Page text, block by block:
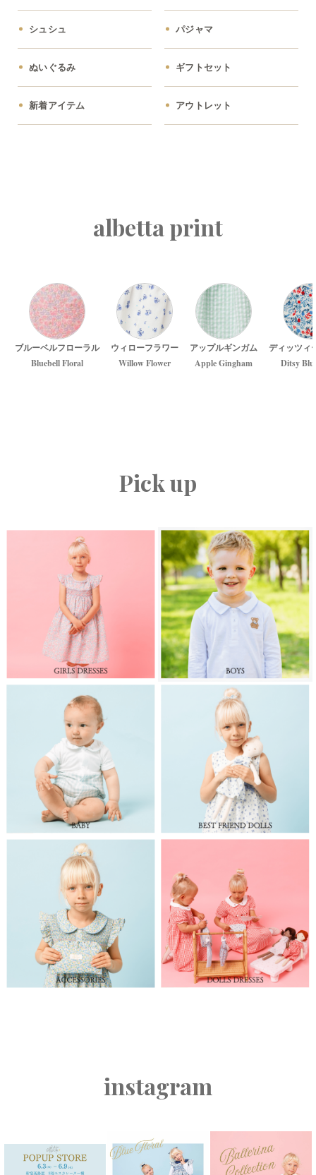
シュシュ パジャマ
ぬいぐるみ ギフトセット
新着アイテム アウトレット
albetta print
ブルーベルフローラル
Bluebell Floral
ウィローフラワー
Willow Flower
アップルギンガム
Apple Gingham
ディッツィ
Ditsy
Pick up
instagram